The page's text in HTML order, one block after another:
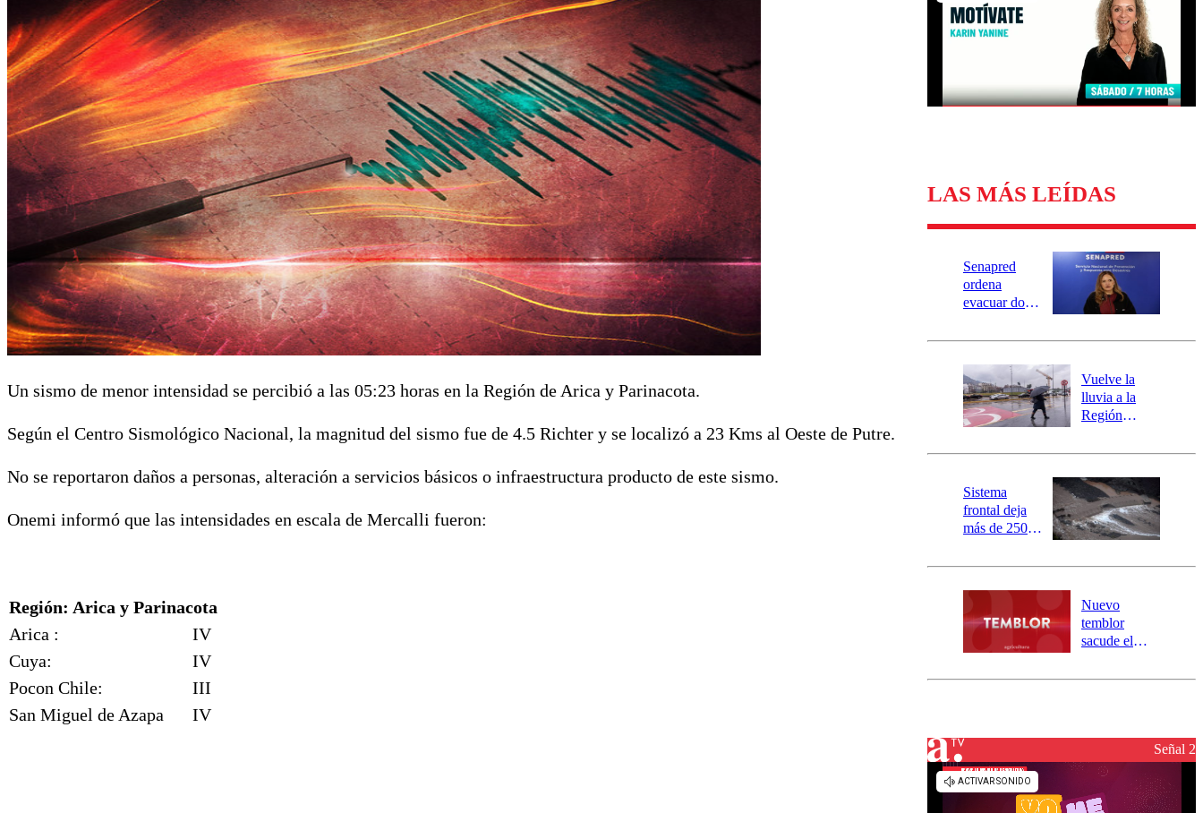
Universidad de Chile
Sustentabilidad
Un sismo de menor intensidad se percibió a las 05:23 horas en la Región de Arica y Parinacota.
Según el Centro Sismológico Nacional, la magnitud del sismo fue de 4.5 Richter y se localizó a 23 Kms al Oeste de Putre.
No se reportaron daños a personas, alteración a servicios básicos o infraestructura producto de este sismo.
Onemi informó que las intensidades en escala de Mercalli fueron:
Región: Arica y Parinacota
Arica :
IV
Cuya:
IV
Pocon Chile:
III
San Miguel de Azapa
IV
LAS MÁS LEÍDAS
Senapred
ordena
evacuar dos
Carahue por
río Damas:
activa
mensajería
SAE
Vuelve la
lluvia a la
Región
este es el
la DMC para
este viernes
Sistema
frontal deja
más de 250
y 317
aisladas entre
Valparaíso y
Los Ríos
Nuevo
temblor
sacude el
revisa la
Señal 2